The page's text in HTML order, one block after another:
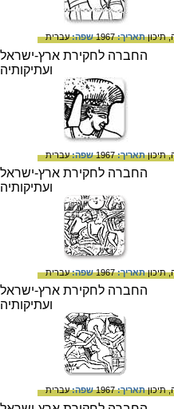
תיכוןתאריך:1967 שפה:עברית
תיכוןתאריך:1967 שפה:עברית
תיכוןתאריך:1967 שפה:עברית
תיכוןתאריך:1967 שפה:עברית